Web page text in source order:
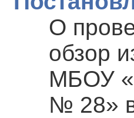
О
обзор
МБОУ
№ 28» в